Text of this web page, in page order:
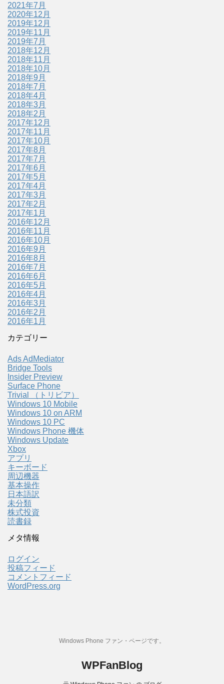
2021年7月
2020年12月
2019年12月
2019年11月
2019年7月
2018年12月
2018年11月
2018年10月
2018年9月
2018年7月
2018年4月
2018年3月
2018年2月
2017年12月
2017年11月
2017年10月
2017年8月
2017年7月
2017年6月
2017年5月
2017年4月
2017年3月
2017年2月
2017年1月
2016年12月
2016年11月
2016年10月
2016年9月
2016年8月
2016年7月
2016年6月
2016年5月
2016年4月
2016年3月
2016年2月
2016年1月
カテゴリー
Ads AdMediator
Bridge Tools
Insider Preview
Surface Phone
Trivial （トリビア）
Windows 10 Mobile
Windows 10 on ARM
Windows 10 PC
Windows Phone 機体
Windows Update
Xbox
アプリ
キーボード
周辺機器
基本操作
日本語訳
未分類
株式投資
読書録
メタ情報
ログイン
投稿フィード
コメントフィード
WordPress.org
Windows Phone ファン・ページです。
WPFanBlog